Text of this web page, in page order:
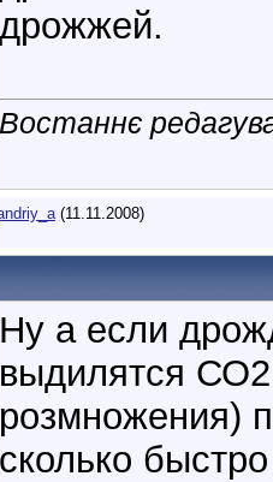
дрожжей.
Востаннє
(11.11.2008)
Ну а если
выдилятся
розмножения)
сколько